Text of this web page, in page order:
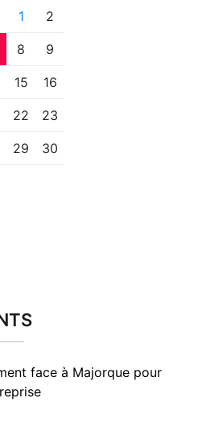
1 2
8 9
15 16
22 23
29 30
face à Majorque pour